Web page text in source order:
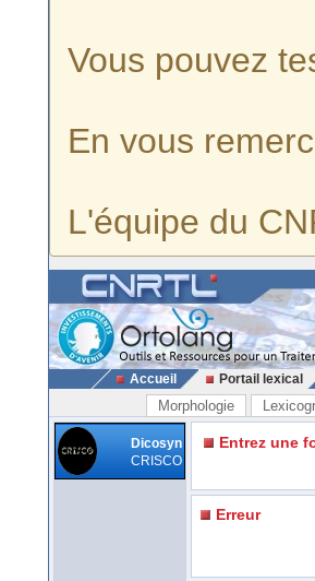
Vous pouvez
En vous
L'équipe du
Accueil Portail lexical
Morphologie
Dicosyn
CRISCO
Entrez une
Erreur